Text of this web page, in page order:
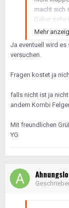
macht sich
Daher sehe
min 5J für
451.
Mehr
Ja eventuell wird es
versuchen.
Fragen kostet ja
falls nicht ist ja
andern Kombi
Mit freundlichen
YG